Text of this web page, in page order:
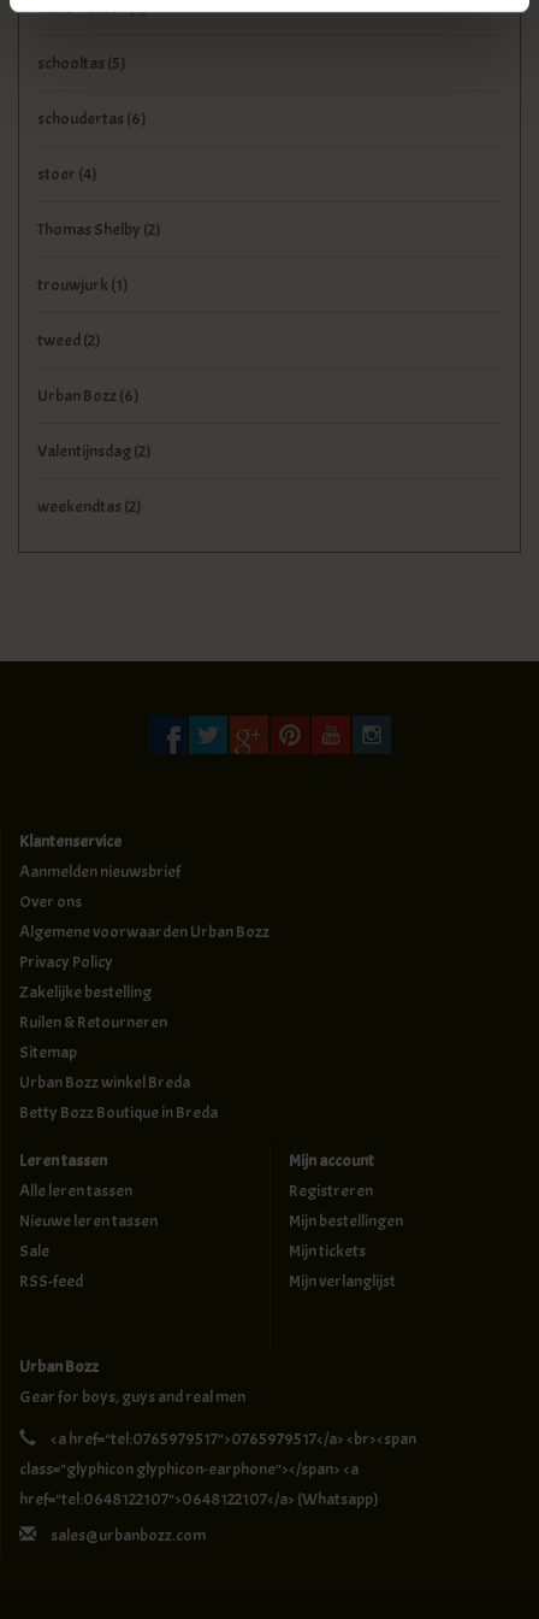
Ruitertassen(4)
schooltas (5)
schoudertas (6)
stoer (4)
Thomas Shelby (2)
trouwjurk (1)
tweed(2)
Urban Bozz (6)
Valentijnsdag(2)
weekendtas (2)
Klantenservice
Aanmelden nieuwsbrief
Over ons
Algemene voorwaarden Urban Bozz
Privacy Policy
Zakelijke bestelling
Ruilen & Retourneren
Sitemap
Urban Bozz winkel Breda
Betty Bozz Boutique in Breda
Leren tassen
Alle leren tassen
Nieuwe leren tassen
Sale
RSS-feed
Mijn account
Registreren
Mijn bestellingen
Mijn tickets
Mijn verlanglijst
Urban Bozz
Gear for boys, guys and real men
<a href="tel:0765979517">0765979517</a> <br><span
class="glyphicon glyphicon-earphone"></span> <a
href="tel:0648122107">0648122107</a> (Whatsapp)
sales@urbanbozz.com